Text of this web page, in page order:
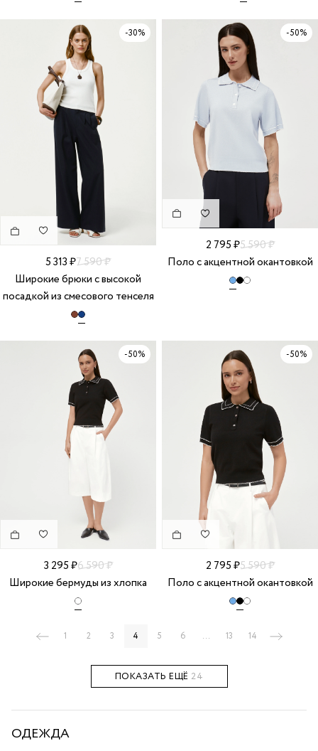
5 313 ₽7 590 ₽
Широкие брюки с высокой
посадкой из смесового тенселя
-30%
2 795 ₽5 590 ₽
Поло с акцентной окантовкой
-50%
3 295 ₽6 590 ₽
Широкие бермуды из хлопка
-50%
2 795 ₽5 590 ₽
Поло с акцентной окантовкой
-50%
1 2 3 4 5 6 ... 13 14
ПОКАЗАТЬ ЕЩЁ 24
ОДЕЖДА